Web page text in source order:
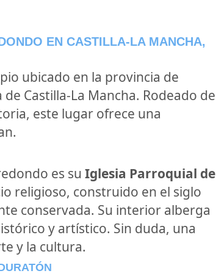
EN CASTILLA-LA MANCHA,
ubicado en la provincia de
Castilla-La Mancha. Rodeado de
este lugar ofrece una
es su Iglesia Parroquial de
religioso, construido en el siglo
conservada. Su interior alberga
y artístico. Sin duda, una
y la cultura.